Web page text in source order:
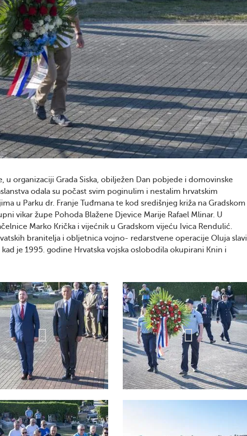
u organizaciji Grada Siska, obilježen Dan pobjede i domovinske
odala su počast svim poginulim i nestalim hrvatskim
u Parku dr. Franje Tuđmana te kod središnjeg križa na Gradskom
vikar župe Pohoda Blažene Djevice Marije Rafael Mlinar. U
Marko Krička i vijećnik u Gradskom vijeću Ivica Rendulić.
branitelja i obljetnica vojno- redarstvene operacije Oluja slavi
je 1995. godine Hrvatska vojska oslobodila okupirani Knin i